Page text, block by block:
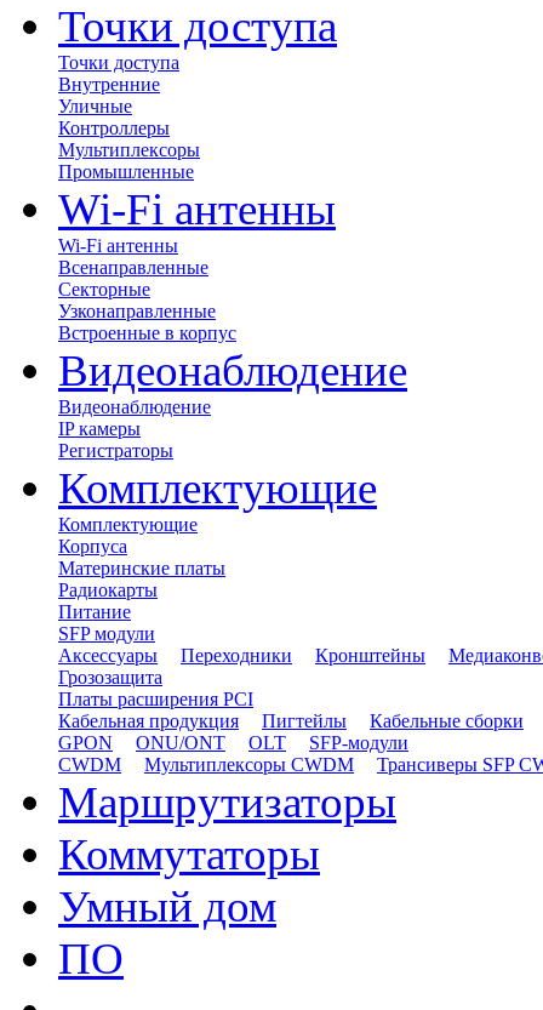
Точки доступа
Точки доступа
Внутренние
Уличные
Контроллеры
Мультиплексоры
Промышленные
Wi-Fi антенны
Wi-Fi антенны
Всенаправленные
Секторные
Узконаправленные
Встроенные в корпус
Видеонаблюдение
Видеонаблюдение
IP камеры
Регистраторы
Комплектующие
Комплектующие
Корпуса
Материнские платы
Радиокарты
Питание
SFP модули
Аксессуары
Переходники Кронштейны
Грозозащита
Платы расширения PCI
Кабельная продукция
Пигтейлы
Кабельные сборки
GPON
ONU/ONT OLT
SFP-модули
CWDM
Мультиплексоры CWDM Трансиверы SFP
Маршрутизаторы
Коммутаторы
Умный дом
ПО